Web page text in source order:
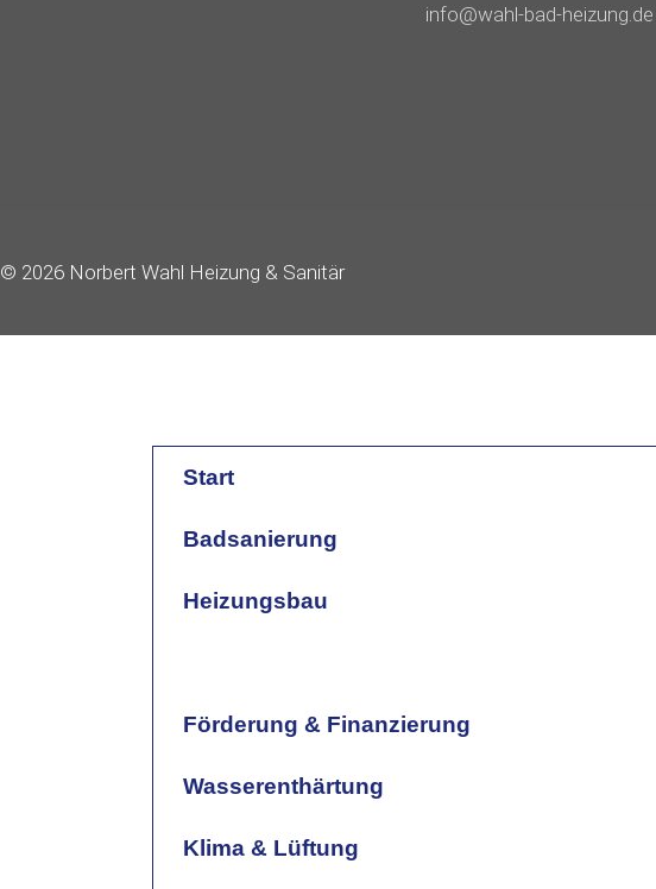
info@wahl-bad-heizung.de
© 2026 Norbert Wahl Heizung & Sanitär
Start
Badsanierung
Heizungsbau
Förderung & Finanzierung
Wasserenthärtung
Klima & Lüftung